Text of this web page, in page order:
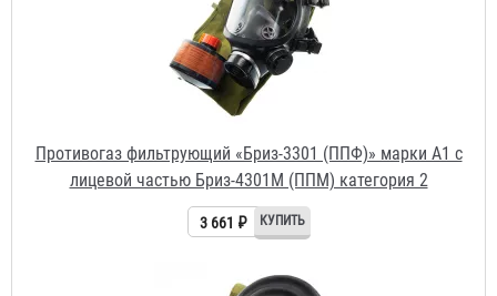
3 661 ₽
Противогаз фильтрующий «Бриз-3301 (ППФ)» марки K1 с